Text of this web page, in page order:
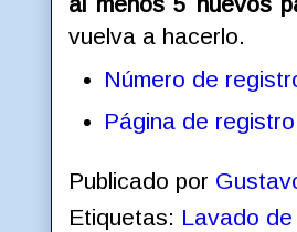
vuelva a hacerlo.
Número de
Página de registro
Publicado por
Etiquetas: Lavado de